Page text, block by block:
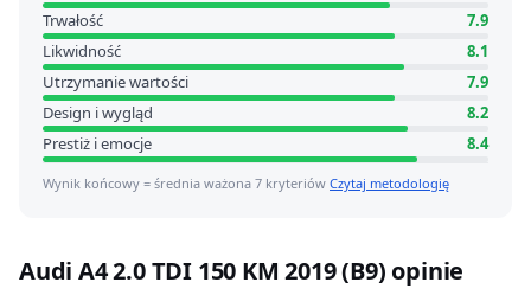
Trwałość
7.9
Likwidność
8.1
Utrzymanie wartości
7.9
Design i wygląd
8.2
Prestiż i emocje
8.4
Wynik końcowy = średnia ważona 7 kryteriów Czytaj metodologię
Audi A4 2.0 TDI 150 KM 2019 (B9) opinie